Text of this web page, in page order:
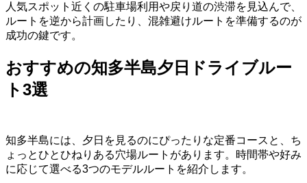
人気スポット近くの駐車場利用や戻り道の渋滞を見込んで、
ルートを逆から計画したり、混雑避けルートを準備するのが
成功の鍵です。
おすすめの知多半島夕日ドライブルー
ト3選
知多半島には、夕日を見るのにぴったりな定番コースと、ち
ょっとひとひねりある穴場ルートがあります。時間帯や好み
に応じて選べる3つのモデルルートを紹介します。